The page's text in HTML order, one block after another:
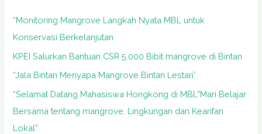
o
r
:
“Monitoring Mangrove Langkah Nyata MBL untuk
Konservasi Berkelanjutan
KPEI Salurkan Bantuan CSR 5.000 Bibit mangrove di Bintan
“Jala Bintan Menyapa Mangrove Bintan Lestari’
“Selamat Datang Mahasiswa Hongkong di MBL”Mari Belajar
Bersama tentang mangrove, Lingkungan dan Kearifan
Lokal”